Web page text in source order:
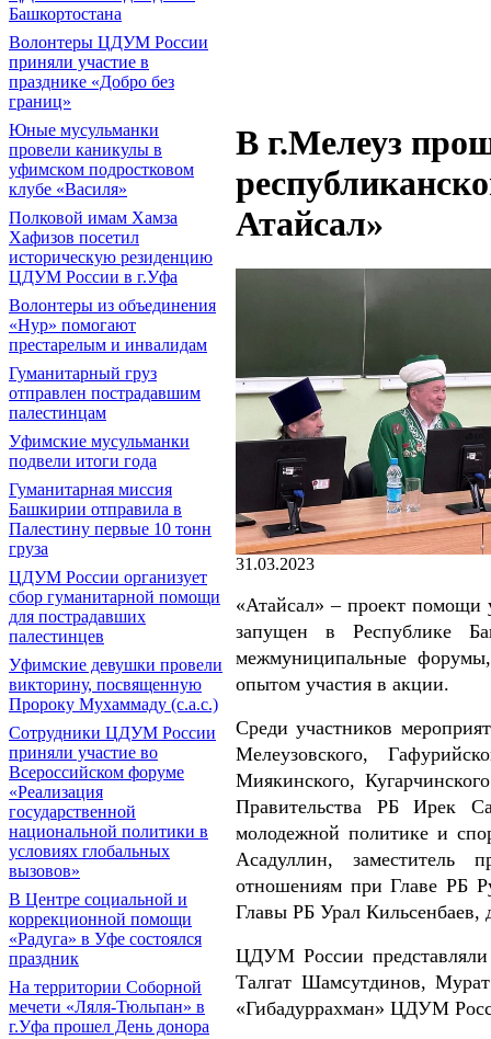
Башкортостана
Волонтеры ЦДУМ России
приняли участие в
празднике «Добро без
границ»
Юные мусульманки
провели каникулы в
уфимском подростковом
клубе «Василя»
Полковой имам Хамза
Хафизов посетил
историческую резиденцию
ЦДУМ России в г.Уфа
Волонтеры из объединения
«Нур» помогают
престарелым и инвалидам
Гуманитарный груз
отправлен пострадавшим
палестинцам
Уфимские мусульманки
подвели итоги года
Гуманитарная миссия
Башкирии отправила в
Палестину первые 10 тонн
груза
ЦДУМ России организует
сбор гуманитарной помощи
для пострадавших
палестинцев
Уфимские девушки провели
викторину, посвященную
Пророку Мухаммаду (с.а.с.)
Сотрудники ЦДУМ России
приняли участие во
Всероссийском форуме
«Реализация
государственной
национальной политики в
условиях глобальных
вызовов»
В Центре социальной и
коррекционной помощи
«Радуга» в Уфе состоялся
праздник
На территории Соборной
мечети «Ляля-Тюльпан» в
г.Уфа прошел День донора
В г.Мелеуз
Атайсал»
31.03.2023
«Атайсал» – проект
запущен в Республике
межмуниципальные
опытом участия в акции.
Среди участников
Мелеузовского,
Миякинского,
Правительства РБ Ирек
молодежной политике и
Асадуллин, заместитель
отношениям при Главе РБ
Главы РБ Урал Кильсенбаев,
ЦДУМ России
Талгат Шамсутдинов,
«Гибадуррахман» ЦДУМ